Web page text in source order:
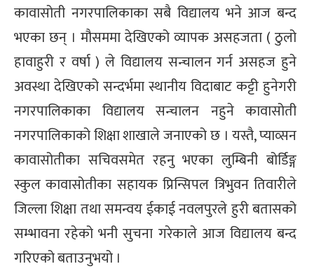
कावासोती नगरपालिकाका सबै विद्यालय भने आज बन्द
भएका छन् । मौसममा देखिएको व्यापक असहजता ( ठुलो
हावाहुरी र वर्षा ) ले विद्यालय सन्चालन गर्न असहज हुने
अवस्था देखिएको सन्दर्भमा स्थानीय विदाबाट कट्टी हुनेगरी
नगरपालिकाका विद्यालय सन्चालन नहुने कावासोती
नगरपालिकाको शिक्षा शाखाले जनाएको छ । यस्तै, प्याव्सन
कावासोतीका सचिवसमेत रहनु भएका लुम्बिनी बोर्डिङ्ग
स्कुल कावासोतीका सहायक प्रिन्सिपल त्रिभुवन तिवारीले
जिल्ला शिक्षा तथा समन्वय ईकाई नवलपुरले हुरी बतासको
सम्भावना रहेको भनी सुचना गरेकाले आज विद्यालय बन्द
गरिएको बताउनुभयो ।